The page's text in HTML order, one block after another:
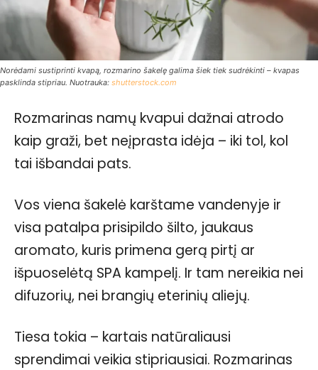
Norėdami sustiprinti kvapą, rozmarino šakelę galima šiek tiek sudrėkinti – kvapas
pasklinda stipriau. Nuotrauka: shutterstock.com
Rozmarinas namų kvapui dažnai atrodo
kaip graži, bet neįprasta idėja – iki tol, kol
tai išbandai pats.
Vos viena šakelė karštame vandenyje ir
visa patalpa prisipildo šilto, jaukaus
aromato, kuris primena gerą pirtį ar
išpuoselėtą SPA kampelį. Ir tam nereikia nei
difuzorių, nei brangių eterinių aliejų.
Tiesa tokia – kartais natūraliausi
sprendimai veikia stipriausiai. Rozmarinas